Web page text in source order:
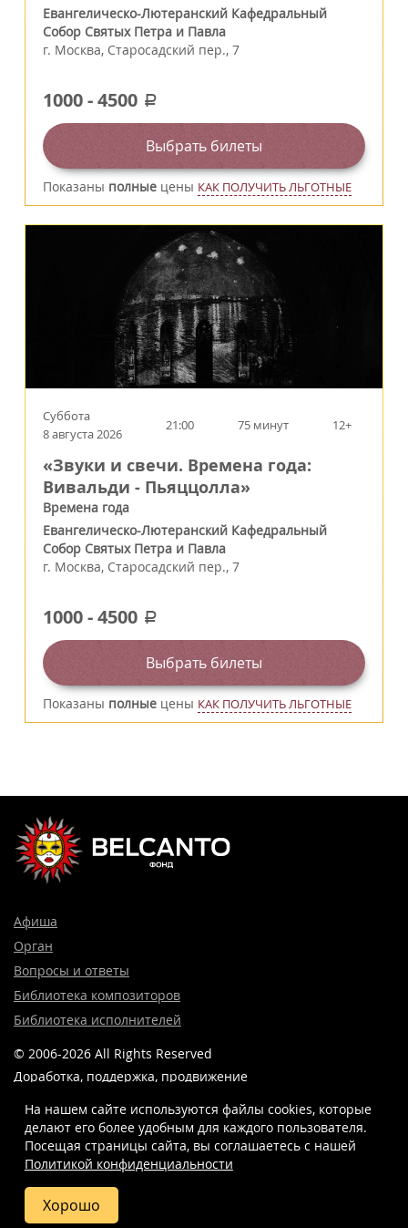
Евангелическо-Лютеранский Кафедральный
Собор Святых Петра и Павла
г. Москва, Старосадский пер., 7
1000-4500 a
Выбрать билеты
Показаны полные цены КАК ПОЛУЧИТЬ ЛЬГОТНЫЕ
Суббота
8 августа 2026
21:00 75 минут 12+
«Звуки и свечи. Времена года:
Вивальди - Пьяццолла»
Времена года
Евангелическо-Лютеранский Кафедральный
Собор Святых Петра и Павла
г. Москва, Старосадский пер., 7
1000-4500 a
Выбрать билеты
Показаны полные цены КАК ПОЛУЧИТЬ ЛЬГОТНЫЕ
Афиша
Орган
Вопросы и ответы
Библиотека композиторов
Библиотека исполнителей
© 2006-2026 All Rights Reserved
Доработка, поддержка, продвижение
8 (499) 923-22-78
info@belcantofund.com
На нашем сайте используются файлы cookies, которые
делают его более удобным для каждого пользователя.
Посещая страницы сайта, вы соглашаетесь c нашей
Политикой конфиденциальности
Хорошо